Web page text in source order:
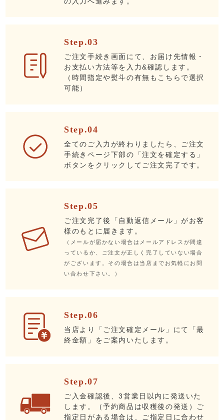
Step.03
ご注文手続き画面にて、お届け先情報・
お支払い方法等を入力&確認します。
（時間指定や熨斗の有無もこちらで選択
可能）
Step.04
全てのご入力が終わりましたら、ご注文
手続きページ下部の「注文を確定する」
ボタンをクリックしてご注文完了です。
Step.05
ご注文完了後「自動返信メール」がお客
様のもとに届きます。
（メールが届かない場合はメールアドレスが間違
っているか、ご注文が正しく完了していない場合
がございます。その場合は当店までお気軽にお問
い合わせ下さい。）
Step.06
当店より「ご注文確定メール」にて「最
終金額」をご案内いたします。
Step.07
ご入金確認後、3営業日以内に発送いた
します。（予約商品は収穫後の発送）ご
指定日がある場合は、ご指定日に合わせ